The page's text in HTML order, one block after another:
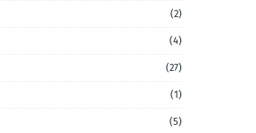
(2)
(4)
(27)
(1)
(5)